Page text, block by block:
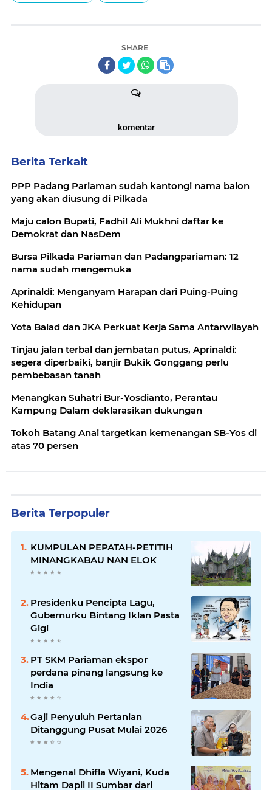
SHARE
komentar
Berita Terkait
PPP Padang Pariaman sudah kantongi nama balon
yang akan diusung di Pilkada
Maju calon Bupati, Fadhil Ali Mukhni daftar ke
Demokrat dan NasDem
Bursa Pilkada Pariaman dan Padangpariaman: 12
nama sudah mengemuka
Aprinaldi: Menganyam Harapan dari Puing-Puing
Kehidupan
Yota Balad dan JKA Perkuat Kerja Sama Antarwilayah
Tinjau jalan terbal dan jembatan putus, Aprinaldi:
segera diperbaiki, banjir Bukik Gonggang perlu
pembebasan tanah
Menangkan Suhatri Bur-Yosdianto, Perantau
Kampung Dalam deklarasikan dukungan
Tokoh Batang Anai targetkan kemenangan SB-Yos di
atas 70 persen
Berita Terpopuler
KUMPULAN PEPATAH-PETITIH
MINANGKABAU NAN ELOK
Presidenku Pencipta Lagu,
Gubernurku Bintang Iklan Pasta
Gigi
PT SKM Pariaman ekspor
perdana pinang langsung ke
India
Gaji Penyuluh Pertanian
Ditanggung Pusat Mulai 2026
Mengenal Dhifla Wiyani, Kuda
Hitam Dapil II Sumbar dari